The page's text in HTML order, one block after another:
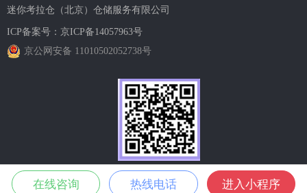
迷你考拉仓（北京）仓储服务有限公司
ICP备案号： 京ICP备14057963号
京公网安备 11010502052738号
官方小程序
在线咨询 热线电话 进入小程序